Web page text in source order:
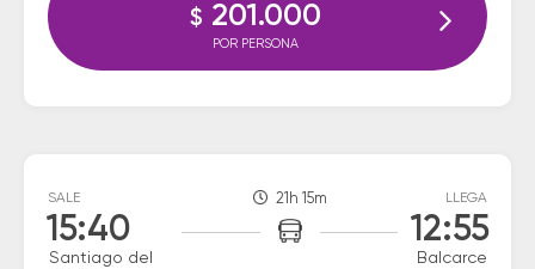
$ 201.000
POR PERSONA
SALE
15:40
Santiago del
21h 15m LLEGA
12:55
Balcarce